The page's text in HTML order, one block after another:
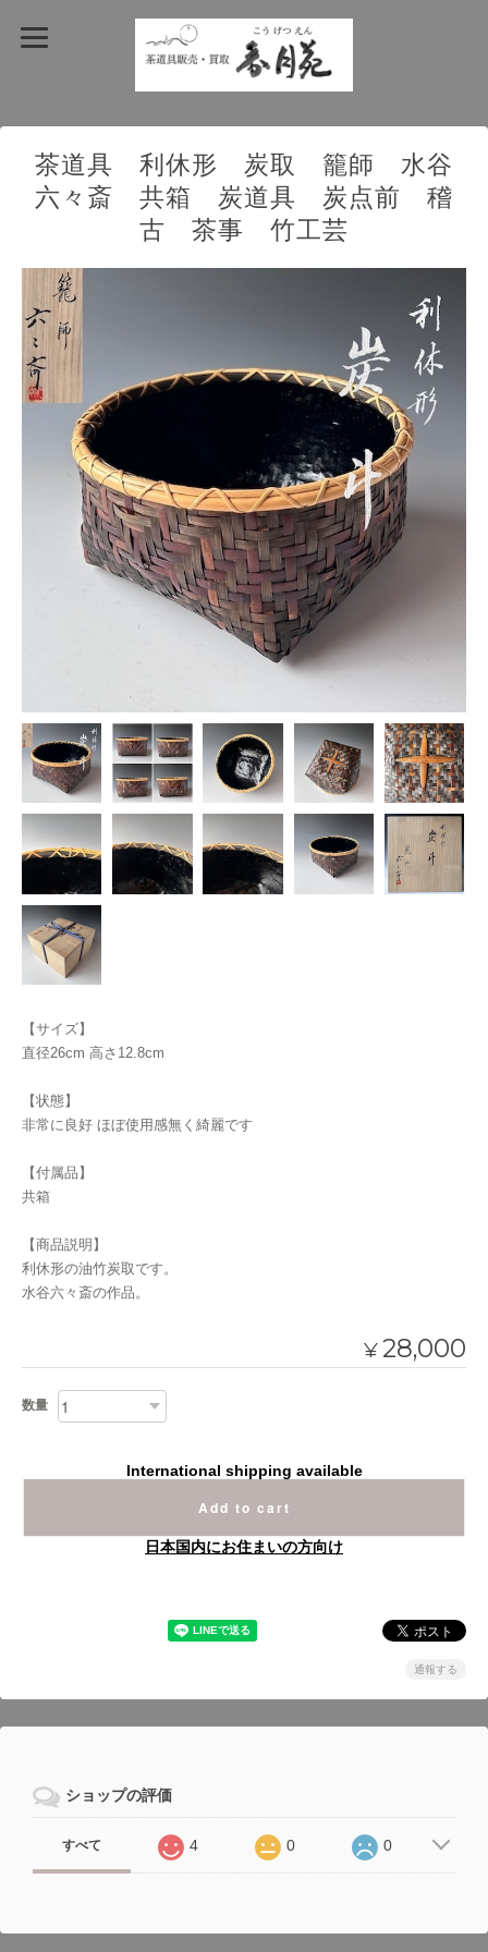
茶道具 利休形 炭取 籠師 水谷
六々斎 共箱 炭道具 炭点前 稽
古 茶事 竹工芸
【サイズ】
直径26cm 高さ12.8cm
【状態】
非常に良好 ほぼ使用感無く綺麗です
【付属品】
共箱
【商品説明】
利休形の油竹炭取です。
水谷六々斎の作品。
¥28,000
数量
International shipping available
Add to cart
日本国内にお住まいの方向け
通報する
ショップの評価
すべて 4 0 0